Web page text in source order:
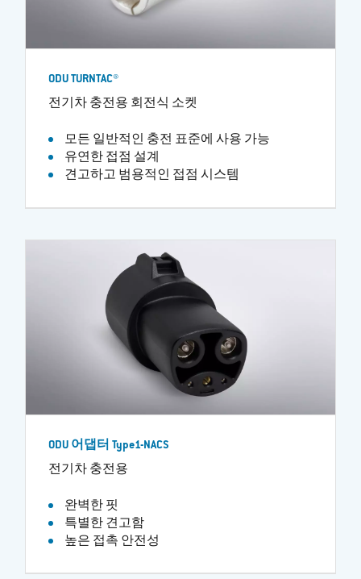
ODU TURNTAC®
전기차 충전용 회전식 소켓
모든 일반적인 충전 표준에 사용 가능
유연한 접점 설계
견고하고 범용적인 접점 시스템
ODU 어댑터 Type1-NACS
전기차 충전용
완벽한 핏
특별한 견고함
높은 접촉 안전성